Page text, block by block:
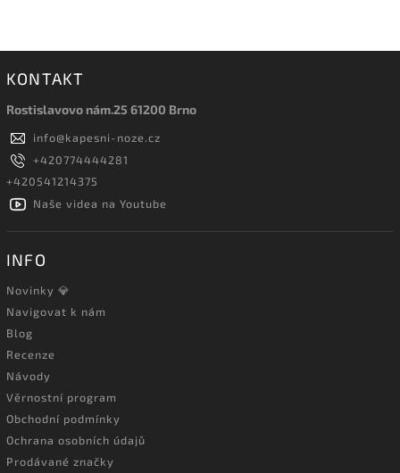
KONTAKT
Rostislavovo nám.25 61200 Brno
info@kapesni-noze.cz
+420774444281
+420541214375
Naše videa na Youtube
INFO
Novinky 💎
Navigovat k nám
Blog
Recenze
Návody
Věrnostní program
Obchodní podmínky
Ochrana osobních údajů
Prodávané značky